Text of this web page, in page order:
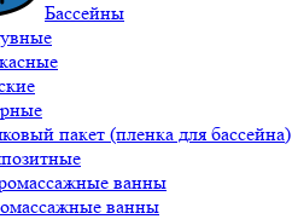
Бассейны
пакет (пленка для бассейна)
ванны
ванны